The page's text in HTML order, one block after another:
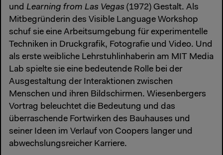
und Learning from Las Vegas (1972) Gestalt. Als
Mitbegründerin des Visible Language Workshop
schuf sie eine Arbeitsumgebung für experimentelle
Techniken in Druckgrafik, Fotografie und Video. Und
als erste weibliche Lehrstuhlinhaberin am MIT Media
Lab spielte sie eine bedeutende Rolle bei der
Ausgestaltung der Interaktionen zwischen
Menschen und ihren Bildschirmen. Wiesenbergers
Vortrag beleuchtet die Bedeutung und das
überraschende Fortwirken des Bauhauses und
seiner Ideen im Verlauf von Coopers langer und
abwechslungsreicher Karriere.